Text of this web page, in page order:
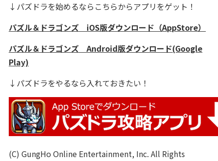
↓パズドラを始めるならこちらからアプリをゲット！
パズル＆ドラゴンズ iOS版ダウンロード（AppStore）
パズル＆ドラゴンズ Android版ダウンロード(Google
Play)
↓パズドラをやるなら入れておきたい！
(C) GungHo Online Entertainment, Inc. All Rights